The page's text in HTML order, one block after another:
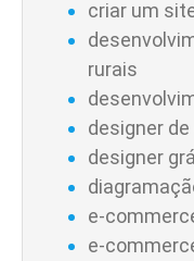
criar um
rurais
designer
designer
e-
e-